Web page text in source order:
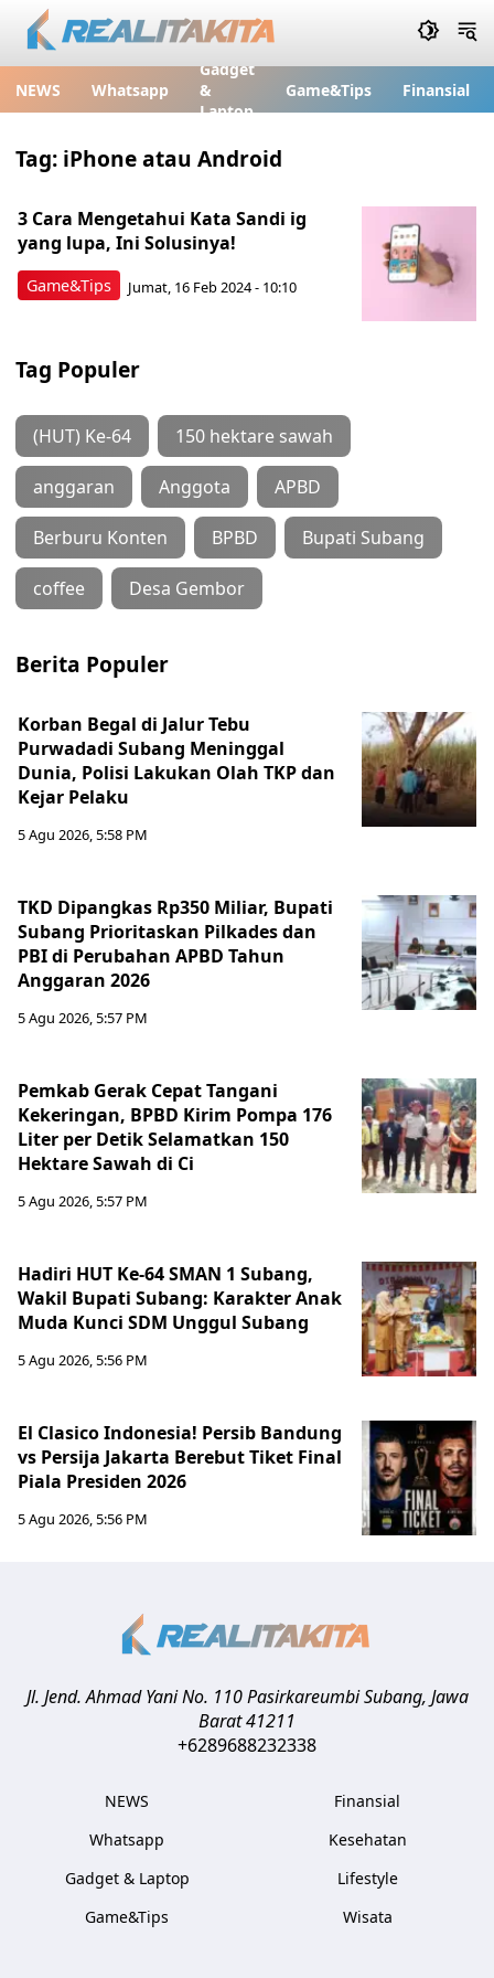
NEWS Whatsapp
Gadget
&
Laptop
Game&Tips Finansial
Tag: iPhone atau Android
Game&Tips
3 Cara Mengetahui Kata Sandi ig
yang lupa, Ini Solusinya!
Jumat, 16 Feb 2024 - 10:10
Tag Populer
(HUT) Ke-64 150 hektare sawah
anggaran Anggota APBD
Berburu Konten BPBD Bupati Subang
coffee Desa Gembor
Berita Populer
Korban Begal di Jalur Tebu
Purwadadi Subang Meninggal
Dunia, Polisi Lakukan Olah TKP dan
Kejar Pelaku
5 Agu 2026, 5:58 PM
TKD Dipangkas Rp350 Miliar, Bupati
Subang Prioritaskan Pilkades dan
PBI di Perubahan APBD Tahun
Anggaran 2026
5 Agu 2026, 5:57 PM
Pemkab Gerak Cepat Tangani
Kekeringan, BPBD Kirim Pompa 176
Liter per Detik Selamatkan 150
Hektare Sawah di Ci
5 Agu 2026, 5:57 PM
Hadiri HUT Ke-64 SMAN 1 Subang,
Wakil Bupati Subang: Karakter Anak
Muda Kunci SDM Unggul Subang
5 Agu 2026, 5:56 PM
El Clasico Indonesia! Persib Bandung
vs Persija Jakarta Berebut Tiket Final
Piala Presiden 2026
5 Agu 2026, 5:56 PM
Jl. Jend. Ahmad Yani No. 110 Pasirkareumbi Subang, Jawa
Barat41211
+6289688232338
NEWS
Whatsapp
Gadget & Laptop
Game&Tips
Finansial
Kesehatan
Lifestyle
Wisata